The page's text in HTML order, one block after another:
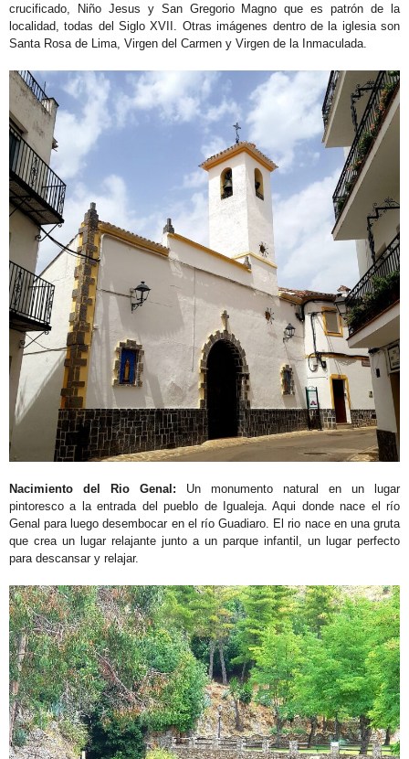
crucificado, Niño Jesus y San Gregorio Magno que es patrón de la
localidad, todas del Siglo XVII. Otras imágenes dentro de la iglesia son
Santa Rosa de Lima, Virgen del Carmen y Virgen de la Inmaculada.
Nacimiento del Rio Genal: Un monumento natural en un lugar
pintoresco a la entrada del pueblo de Igualeja. Aqui donde nace el río
Genal para luego desembocar en el río Guadiaro. El rio nace en una gruta
que crea un lugar relajante junto a un parque infantil, un lugar perfecto
para descansar y relajar.